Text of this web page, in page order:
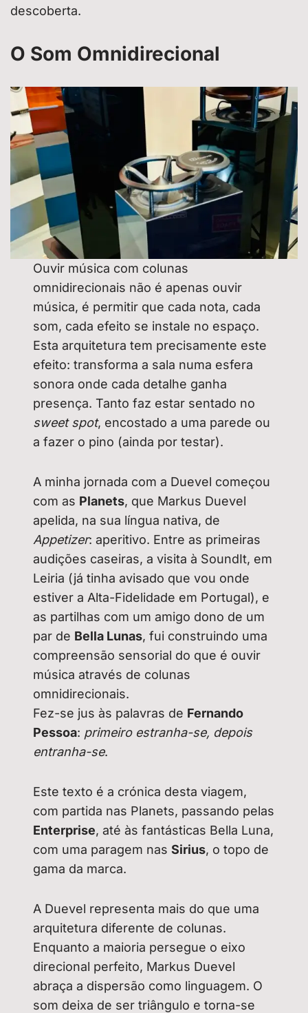
descoberta.
O Som Omnidirecional
Ouvir música com colunas
omnidirecionais não é apenas ouvir
música, é permitir que cada nota, cada
som, cada efeito se instale no espaço.
Esta arquitetura tem precisamente este
efeito: transforma a sala numa esfera
sonora onde cada detalhe ganha
presença. Tanto faz estar sentado no
sweet spot, encostado a uma parede ou
a fazer o pino (ainda por testar).
A minha jornada com a Duevel começou
com as Planets, que Markus Duevel
apelida, na sua língua nativa, de
Appetizer: aperitivo. Entre as primeiras
audições caseiras, a visita à SoundIt, em
Leiria (já tinha avisado que vou onde
estiver a Alta-Fidelidade em Portugal), e
as partilhas com um amigo dono de um
par de Bella Lunas, fui construindo uma
compreensão sensorial do que é ouvir
música através de colunas
omnidirecionais.
Fez-se jus às palavras de Fernando
Pessoa: primeiro estranha-se, depois
entranha-se.
Este texto é a crónica desta viagem,
com partida nas Planets, passando pelas
Enterprise, até às fantásticas Bella Luna,
com uma paragem nasSirius, o topo de
gama da marca.
A Duevel representa mais do que uma
arquitetura diferente de colunas.
Enquanto a maioria persegue o eixo
direcional perfeito, Markus Duevel
abraça a dispersão como linguagem. O
som deixa de ser triângulo e torna-se